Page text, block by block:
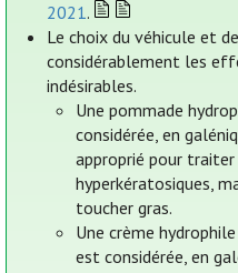
2021.
Le choix du véhicule et
considérablement les
indésirables.
Une pommade
considérée, en
approprié pour
hyperkératosiques,
toucher gras.
Une crème
est considérée, en